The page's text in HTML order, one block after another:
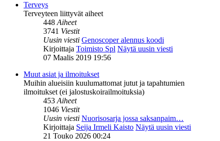
Terveys
Terveyteen liittyvät aiheet
448Aiheet
3741 Viestit
Uusin viesti Genoscoper alennus koodi
Kirjoittaja Toimisto Spl Näytä uusin viesti
07 Maalis 2019 19:56
Muut asiat ja ilmoitukset
Muihin alueisiin kuulumattomat jutut ja tapahtumien
ilmoitukset (ei jalostuskoirailmoituksia)
453Aiheet
1046 Viestit
Uusin viesti Nuorisosarja jossa saksanpaim…
Kirjoittaja Seija Irmeli Kaisto Näytä uusin viesti
21 Touko 2026 00:24